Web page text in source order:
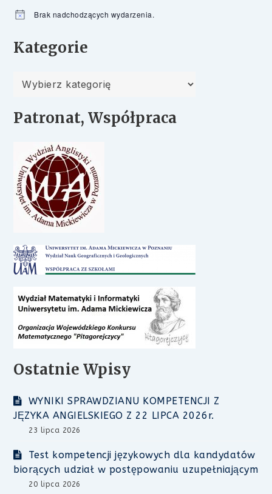
Powiadomienie
Brak nadchodzących wydarzenia.
Kategorie
Kategorie
Patronat, Współpraca
Ostatnie Wpisy
WYNIKI SPRAWDZIANU KOMPETENCJI Z
JĘZYKA ANGIELSKIEGO Z 22 LIPCA 2026r.
23 lipca 2026
Test kompetencji językowych dla kandydatów
biorących udział w postępowaniu uzupełniającym
20 lipca 2026